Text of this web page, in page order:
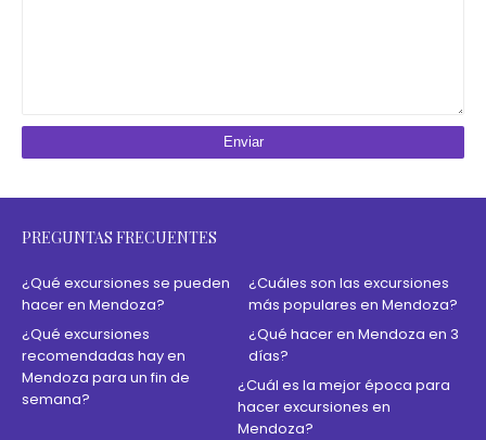
PREGUNTAS FRECUENTES
¿Qué excursiones se pueden
hacer en Mendoza?
¿Cuáles son las excursiones
más populares en Mendoza?
¿Qué excursiones
recomendadas hay en
Mendoza para un fin de
semana?
¿Qué hacer en Mendoza en 3
días?
¿Cuál es la mejor época para
hacer excursiones en
Mendoza?